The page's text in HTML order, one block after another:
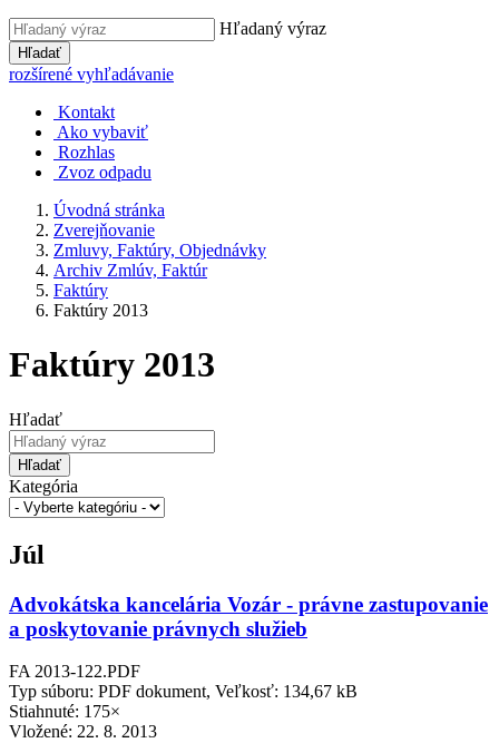
Hľadaný výraz
Hľadať
rozšírené vyhľadávanie
Kontakt
Ako vybaviť
Rozhlas
Zvoz odpadu
Úvodná stránka
Zverejňovanie
Zmluvy, Faktúry, Objednávky
Archiv Zmlúv, Faktúr
Faktúry
Faktúry 2013
Faktúry 2013
Hľadať
Hľadať
Kategória
Júl
Advokátska kancelária Vozár - právne zastupovanie
a poskytovanie právnych služieb
FA 2013-122.PDF
Typ súboru: PDF dokument, Veľkosť: 134,67 kB
Stiahnuté: 175×
Vložené: 22. 8. 2013